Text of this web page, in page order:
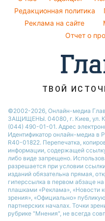
Настя Каменских
Виталий Козловский
София Ротару
Ольга Сумская
Все о шоу-бизнесе
Легкие десерты
Напитки
Праздничное меню
Редакционная политика
Реклама на сайте
Отчет о
ТВОЙ
©2002-2026, Онлайн-медиа
ЗАЩИЩЕНЫ. 04080, г. Киев, ул.
(044) 490-01-01. Адрес
Идентификатор онлайн-медиа в
R40-01822. Перепечатка,
информации, содержащей
либо виде запрещено.
разрешается при условии
изданий обязательна прямая,
гиперссылка в первом абзаце
плашками «Реклама», «Новости
зрения», «Официально»
партнерских началах. Точки
рубрике "Мнения", не всегда